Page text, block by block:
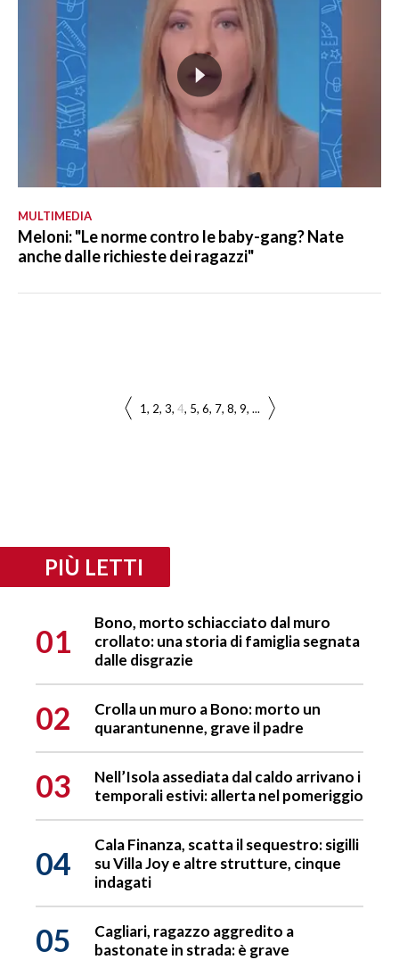
MULTIMEDIA
Meloni: "Le norme contro le baby-gang? Nate
anche dalle richieste dei ragazzi"
1 2 3 4 5 6 7 8 9 ...
PIÙ LETTI
01
Bono, morto schiacciato dal muro
crollato: una storia di famiglia segnata
dalle disgrazie
02
Crolla un muro a Bono: morto un
quarantunenne, grave il padre
03
Nell’Isola assediata dal caldo arrivano i
temporali estivi: allerta nel pomeriggio
04
Cala Finanza, scatta il sequestro: sigilli
su Villa Joy e altre strutture, cinque
indagati
05
Cagliari, ragazzo aggredito a
bastonate in strada: è grave